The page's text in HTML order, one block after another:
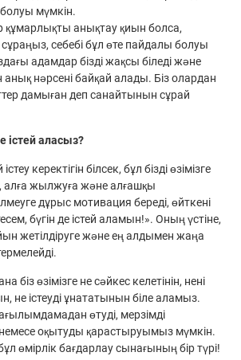
мүмкін.
құмарлықты анықтау қиын болса,
себебі бұл өте пайдалы болуы
адамдар бізді жақсы біледі және
анық нәрсені байқай алады. Біз олардан
дамыған деп санайтынын сұрай
істей аласыз?
керектігін білсек, бұл бізді өзімізге
алға жылжуға және алғашқы
дұрыс мотивация береді, өйткені
бүгін де істей аламын!». Оның үстіне,
жетілдіруге және ең алдымен жаңа
біз өзімізге не сәйкес келетінін, нені
не істеуді ұнататынын біле аламыз.
өтуді, мерзімді
оқытуды қарастыруымыз мүмкін.
өмірлік бағдарлау сынағының бір түрі!